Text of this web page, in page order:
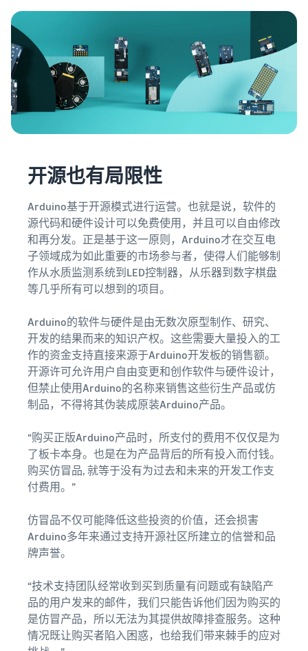
最高
787.5 万
日元的
品牌销
售额返
亚马逊
（FBA）
送代理服
务，只需存
品，亚马逊
即可处理从
接受订单到
包装、配送
和退货处理
的所有事
宜，从而减
高销售效
率。
JAPAN STORE 计划
渠道
咨询服务
专职顾问帮助您发展业务
亚马逊品
牌注册
（Brand
Registry）
在Amazon Brand
品牌，即可使用
各种品牌建设工
具和品牌保护权
益。
什么是商城？
介绍商城的概念以及如何在
亚马逊商城销售
什么是配送代理服
务？
如何配送、退货以及服务客
说明使用外部配送的销售形
优化库存管理
有效管理库存的 5 个要点
如何创立品牌？
品牌创立步骤和案例介绍
亚马
逊上
客
下面按
主题分
类汇总
介绍亚
售服务
官方提
供的实
（博客
文
章）。
开源也有局限性
Arduino基于开源模式进行运营。也就是说，软件的
源代码和硬件设计可以免费使用，并且可以自由修改
和再分发。正是基于这一原则，Arduino才在交互电
子领域成为如此重要的市场参与者，使得人们能够制
作从水质监测系统到LED控制器，从乐器到数字棋盘
等几乎所有可以想到的项目。
Arduino的软件与硬件是由无数次原型制作、研究、
开发的结果而来的知识产权。这些需要大量投入的工
作的资金支持直接来源于Arduino开发板的销售额。
开源许可允许用户自由变更和创作软件与硬件设计，
但禁止使用Arduino的名称来销售这些衍生产品或仿
制品，不得将其伪装成原装Arduino产品。
“购买正版Arduino产品时，所支付的费用不仅仅是为
了板卡本身。也是在为产品背后的所有投入而付钱。
购买仿冒品, 就等于没有为过去和未来的开发工作支
付费用。”
仿冒品不仅可能降低这些投资的价值，还会损害
Arduino多年来通过支持开源社区所建立的信誉和品
牌声誉。
“技术支持团队经常收到买到质量有问题或有缺陷产
品的用户发来的邮件，我们只能告诉他们因为购买的
是仿冒产品，所以无法为其提供故障排查服务。这种
情况既让购买者陷入困惑，也给我们带来棘手的应对